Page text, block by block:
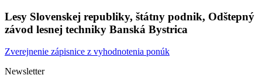
Lesy Slovenskej republiky, štátny podnik, Odštepný
závod lesnej techniky Banská Bystrica
Zverejnenie zápisnice z vyhodnotenia ponúk
Newsletter